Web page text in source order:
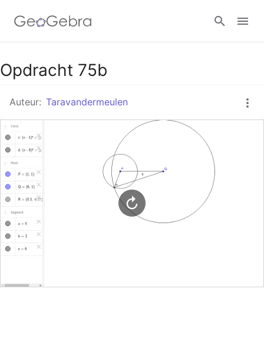
Google Classroom
GeoGebra Klaslokaal
Aanmelden
Opdracht 75b
Auteur: Taravandermeulen